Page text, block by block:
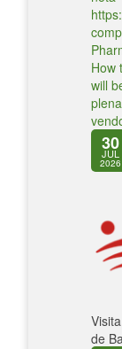
How
will
30
JUL
2026
de